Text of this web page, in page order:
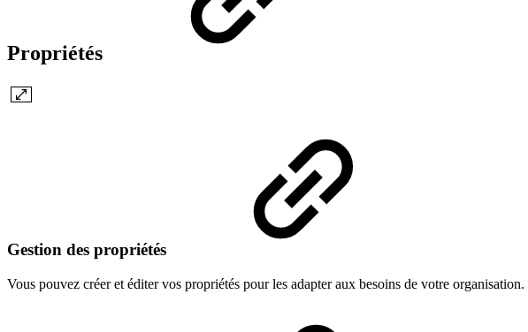
Propriétés
Gestion des propriétés
Vous pouvez créer et éditer vos propriétés pour les adapter aux besoins de votre